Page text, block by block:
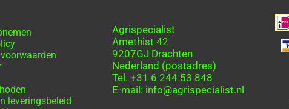
leveringsbeleid
Agrispecialist
Amethist 42
9207GJ Drachten
Nederland (postadres)
Tel. +31 6 244 53 848
E-mail: info@agrispecialist.nl